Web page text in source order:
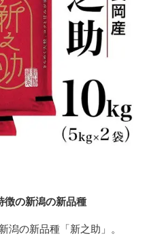
徴の新潟の新品種
潟の新品種「新之助」。